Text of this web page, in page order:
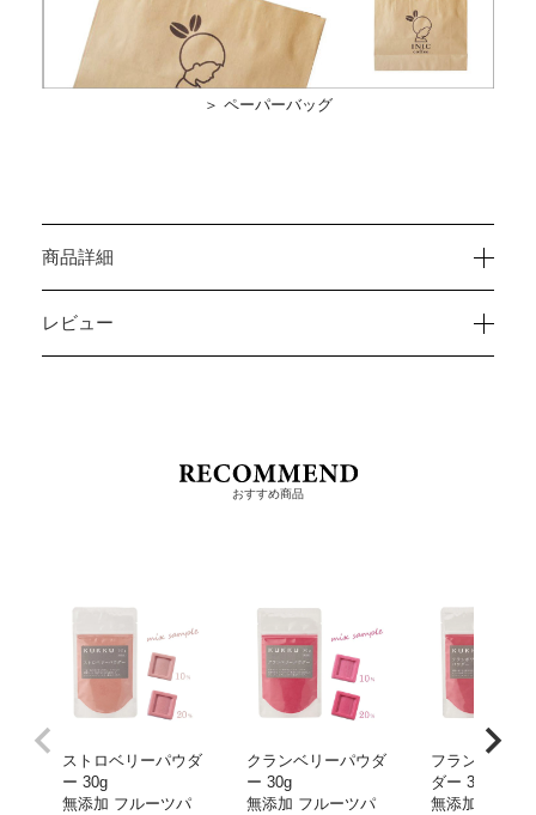
＞ ペーパーバッグ
商品詳細
レビュー
おすすめ商品
ストロベリーパウダ
ー 30g
無添加 フルーツパ
クランベリーパウダ
ー 30g
無添加 フルーツパ
フランボワー
ダー 30g
無添加 フルー